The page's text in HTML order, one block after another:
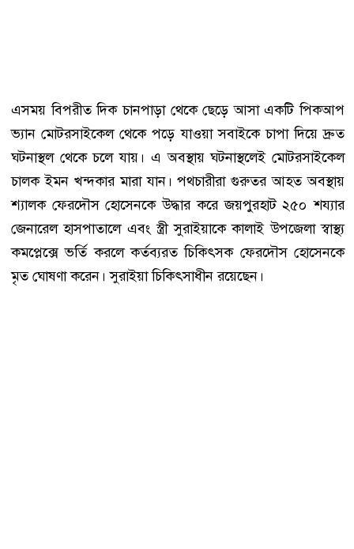
এসময় বিপরীত দিক চানপাড়া থেকে ছেড়ে আসা একটি পিকআপ
ভ্যান মোটরসাইকেল থেকে পড়ে যাওয়া সবাইকে চাপা দিয়ে দ্রুত
ঘটনাস্থল থেকে চলে যায়। এ অবস্থায় ঘটনাস্থলেই মোটরসাইকেল
চালক ইমন খন্দকার মারা যান। পথচারীরা গুরুতর আহত অবস্থায়
শ্যালক ফেরদৌস হোসেনকে উদ্ধার করে জয়পুরহাট ২৫০ শয্যার
জেনারেল হাসপাতালে এবং স্ত্রী সুরাইয়াকে কালাই উপজেলা স্বাস্থ্য
কমপ্লেক্সে ভর্তি করলে কর্তব্যরত চিকিৎসক ফেরদৌস হোসেনকে
মৃত ঘোষণা করেন। সুরাইয়া চিকিৎসাধীন রয়েছেন।